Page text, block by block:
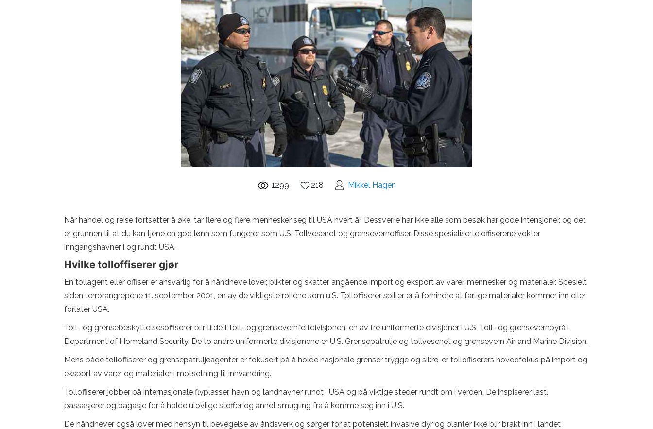
1299 218 Mikkel Hagen
Når handel og reise fortsetter å øke, tar flere og flere mennesker seg til USA hvert år. Dessverre har ikke alle som besøk har gode intensjoner, og det
er grunnen til at du kan tjene en god lønn som fungerer som U.S. Tollvesenet og grensevernoffiser. Disse spesialiserte offiserene vokter
inngangshavner i og rundt USA.
Hvilke tolloffiserer gjør
En tollagent eller offiser er ansvarlig for å håndheve lover, plikter og skatter angående import og eksport av varer, mennesker og materialer. Spesielt
siden terrorangrepene 11. september 2001, en av de viktigste rollene som u.S. Tolloffiserer spiller er å forhindre at farlige materialer kommer inn eller
forlater USA.
Toll- og grensebeskyttelsesoffiserer blir tildelt toll- og grensevernfeltdivisjonen, en av tre uniformerte divisjoner i U.S. Toll- og grensevernbyrå i
Department of Homeland Security. De to andre uniformerte divisjonene er U.S. Grensepatrulje og tollvesenet og grensevern Air and Marine Division.
Mens både tolloffiserer og grensepatruljeagenter er fokusert på å holde nasjonale grenser trygge og sikre, er tolloffiserers hovedfokus på import og
eksport av varer og materialer i motsetning til innvandring.
Tolloffiserer jobber på internasjonale flyplasser, havn og landhavner rundt i USA og på viktige steder rundt om i verden. De inspiserer last,
passasjerer og bagasje for å holde ulovlige stoffer og annet smugling fra å komme seg inn i U.S.
De håndhever også lover med hensyn til bevegelse av åndsverk og sørger for at potensielt invasive dyr og planter ikke blir brakt inn i landet